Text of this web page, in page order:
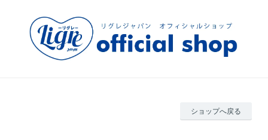
ショップへ戻る